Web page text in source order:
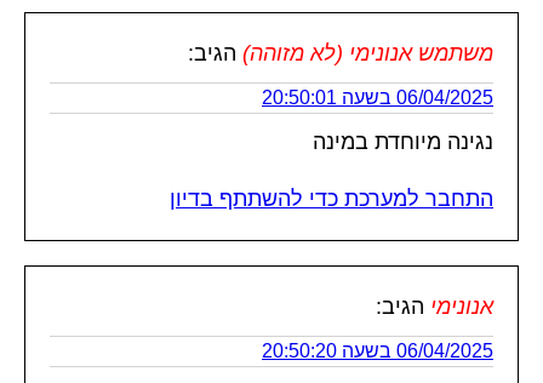
משתמש אנונימי (לא מזוהה) הגיב:
06/04/2025 בשעה 20:50:01
נגינה מיוחדת במינה
התחבר למערכת כדי להשתתף בדיון
אנונימי הגיב:
06/04/2025 בשעה 20:50:20